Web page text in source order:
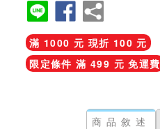
滿 1000 元 現折 100 元
限定條件 滿 499 元 免運費
商品敘述